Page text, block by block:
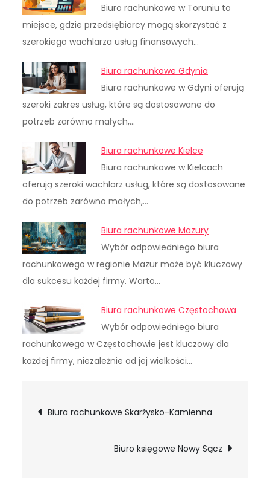
Biuro rachunkowe w Toruniu to
miejsce, gdzie przedsiębiorcy mogą skorzystać z
szerokiego wachlarza usług finansowych…
Biura rachunkowe Gdynia
Biura rachunkowe w Gdyni oferują
szeroki zakres usług, które są dostosowane do
potrzeb zarówno małych,…
Biura rachunkowe Kielce
Biura rachunkowe w Kielcach
oferują szeroki wachlarz usług, które są dostosowane
do potrzeb zarówno małych,…
Biura rachunkowe Mazury
Wybór odpowiedniego biura
rachunkowego w regionie Mazur może być kluczowy
dla sukcesu każdej firmy. Warto…
Biura rachunkowe Częstochowa
Wybór odpowiedniego biura
rachunkowego w Częstochowie jest kluczowy dla
każdej firmy, niezależnie od jej wielkości…
Nawigacja
Biura rachunkowe Skarżysko-Kamienna
Biuro księgowe Nowy Sącz